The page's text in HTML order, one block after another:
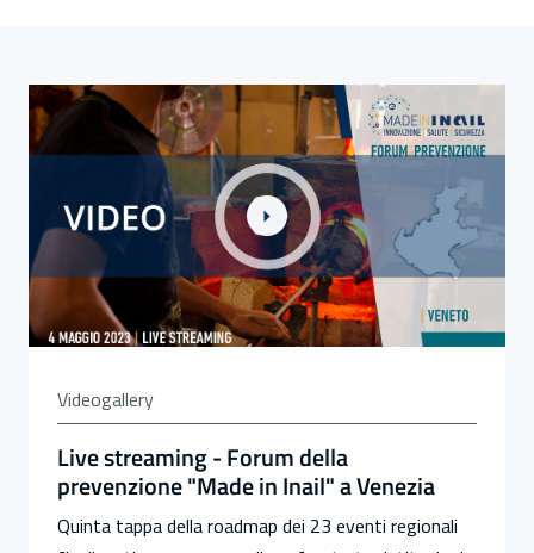
Link alla Gallery Live streaming - Forum della
Videogallery
Live streaming - Forum della
prevenzione "Made in Inail" a Venezia
Quinta tappa della roadmap dei 23 eventi regionali